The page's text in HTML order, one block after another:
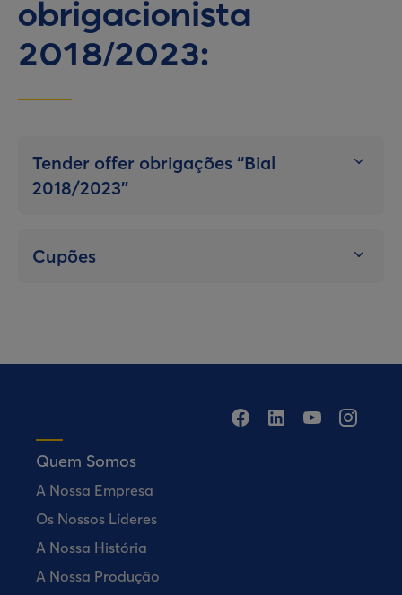
obrigacionista
2018/2023:
Tender offer obrigações “Bial
2018/2023”
Cupões
Quem Somos
A Nossa Empresa
Os Nossos Líderes
A Nossa História
A Nossa Produção